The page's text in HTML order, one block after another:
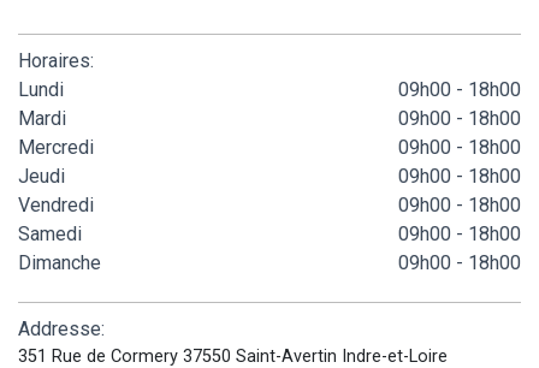
Horaires:
Lundi
09h00 - 18h00
Mardi
09h00 - 18h00
Mercredi
09h00 - 18h00
Jeudi
09h00 - 18h00
Vendredi
09h00 - 18h00
Samedi
09h00 - 18h00
Dimanche
09h00 - 18h00
Addresse:
351 Rue de Cormery 37550 Saint-Avertin Indre-et-Loire